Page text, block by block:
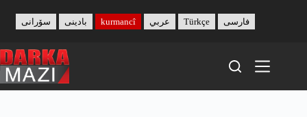
content
بادینی سۆرانی kurmancî عربي Türkçe فارسی